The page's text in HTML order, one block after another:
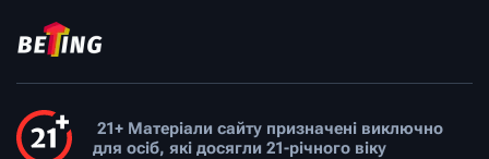
21+ Матеріали сайту призначені виключно
для осіб, які досягли 21-річного віку